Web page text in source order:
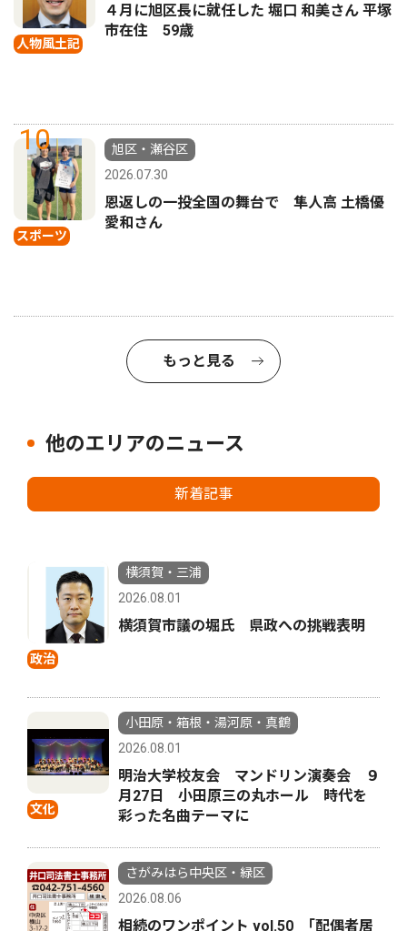
人物風土記
４月に旭区長に就任した 堀口 和美さん 平塚
市在住 59歳
10
スポーツ
旭区・瀬谷区
2026.07.30
恩返しの一投全国の舞台で 隼人高 土橋優
愛和さん
もっと見る
他のエリアのニュース
新着記事
政治
横須賀・三浦
2026.08.01
横須賀市議の堀氏 県政への挑戦表明
文化
小田原・箱根・湯河原・真鶴
2026.08.01
明治大学校友会 マンドリン演奏会 ９
月27日 小田原三の丸ホール 時代を
彩った名曲テーマに
さがみはら中央区・緑区
2026.08.06
相続のワンポイント vol.50 ｢配偶者居